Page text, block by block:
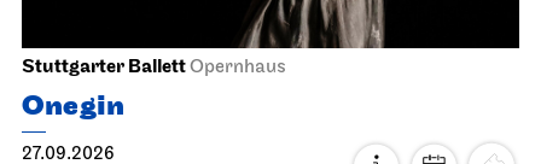
Stuttgarter BallettOpernhaus
Onegin
27.09.2026